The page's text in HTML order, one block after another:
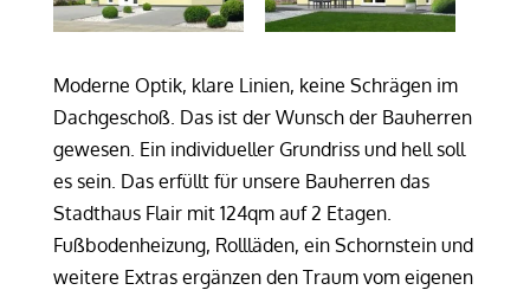
Moderne Optik, klare Linien, keine Schrägen im
Dachgeschoß. Das ist der Wunsch der Bauherren
gewesen. Ein individueller Grundriss und hell soll
es sein. Das erfüllt für unsere Bauherren das
Stadthaus Flair mit 124qm auf 2 Etagen.
Fußbodenheizung, Rollläden, ein Schornstein und
weitere Extras ergänzen den Traum vom eigenen